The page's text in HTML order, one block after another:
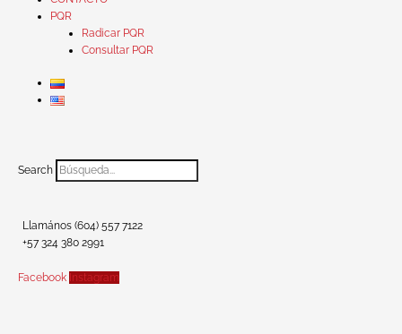
PQR
Radicar PQR
Consultar PQR
Search
Llamános (604) 557 7122
+57 324 380 2991
Facebook Instagram